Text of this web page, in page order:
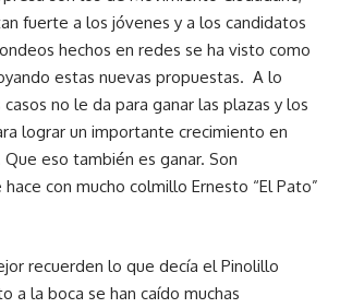
fuerte a los jóvenes y a los candidatos
hechos en redes se ha visto como
estas nuevas propuestas. A lo
no le da para ganar las plazas y los
lograr un importante crecimiento en
eso también es ganar. Son
con mucho colmillo Ernesto “El Pato”
recuerden lo que decía el Pinolillo
a la boca se han caído muchas